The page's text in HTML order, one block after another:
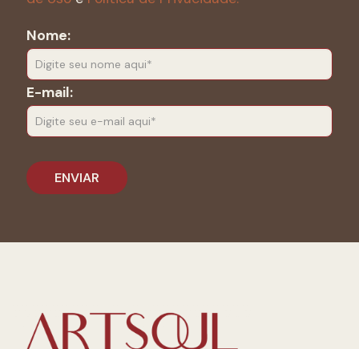
Nome:
E-mail: